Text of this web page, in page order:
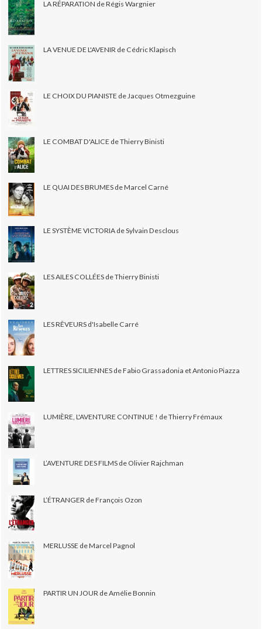
LA RÉPARATION de Régis Wargnier
LA VENUE DE L'AVENIR de Cédric Klapisch
LE CHOIX DU PIANISTE de Jacques Otmezguine
LE COMBAT D'ALICE de Thierry Binisti
LE QUAI DES BRUMES de Marcel Carné
LE SYSTÈME VICTORIA de Sylvain Desclous
LES AILES COLLÉES de Thierry Binisti
LES RÊVEURS d'Isabelle Carré
LETTRES SICILIENNES de Fabio Grassadonia et Antonio Piazza
LUMIÈRE, L'AVENTURE CONTINUE ! de Thierry Frémaux
L’AVENTURE DES FILMS de Olivier Rajchman
L’ÉTRANGER de François Ozon
MERLUSSE de Marcel Pagnol
PARTIR UN JOUR de Amélie Bonnin